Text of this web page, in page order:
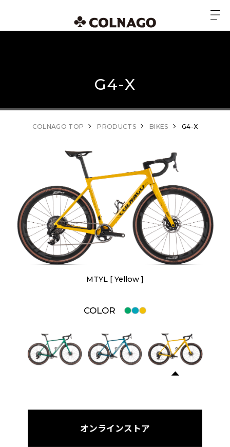
G4-X
COLNAGO TOP PRODUCTS BIKES G4-X
MTYL [ Yellow ]
COLOR
オンラインストア